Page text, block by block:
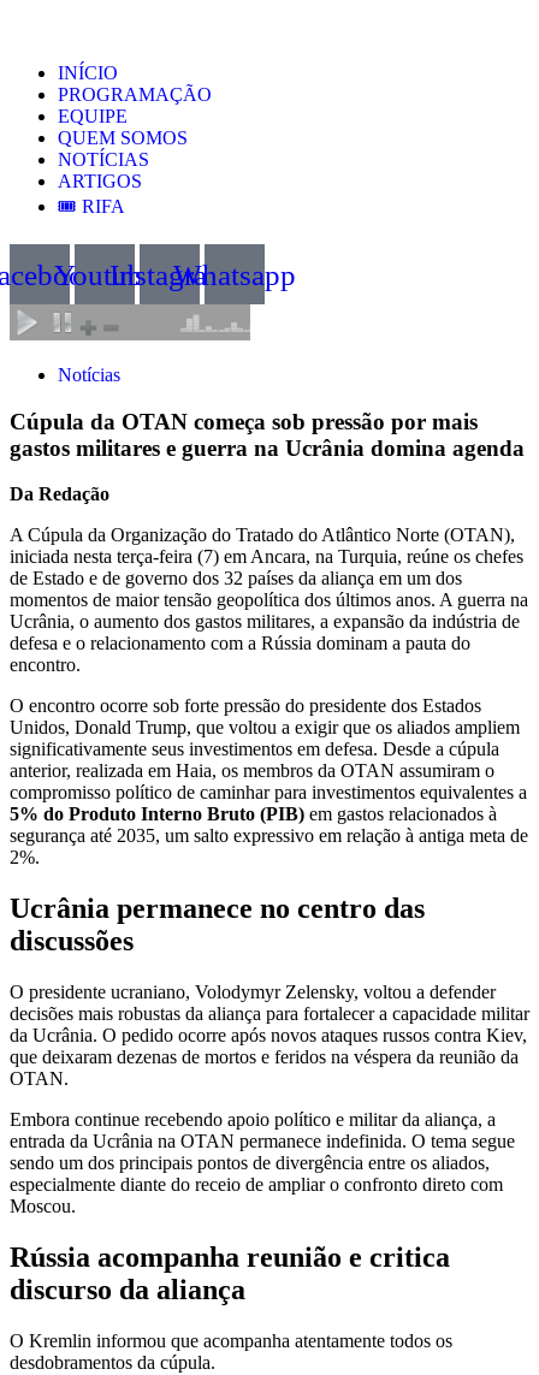
INÍCIO
PROGRAMAÇÃO
EQUIPE
QUEM SOMOS
NOTÍCIAS
ARTIGOS
🎟️ RIFA
YoutubeInstagramWhatsapp
Notícias
Cúpula da OTAN começa sob pressão por mais
gastos militares e guerra na Ucrânia domina agenda
Da Redação
A Cúpula da Organização do Tratado do Atlântico Norte (OTAN),
iniciada nesta terça-feira (7) em Ancara, na Turquia, reúne os chefes
de Estado e de governo dos 32 países da aliança em um dos
momentos de maior tensão geopolítica dos últimos anos. A guerra na
Ucrânia, o aumento dos gastos militares, a expansão da indústria de
defesa e o relacionamento com a Rússia dominam a pauta do
encontro.
O encontro ocorre sob forte pressão do presidente dos Estados
Unidos, Donald Trump, que voltou a exigir que os aliados ampliem
significativamente seus investimentos em defesa. Desde a cúpula
anterior, realizada em Haia, os membros da OTAN assumiram o
compromisso político de caminhar para investimentos equivalentes a
5% do Produto Interno Bruto (PIB) em gastos relacionados à
segurança até 2035, um salto expressivo em relação à antiga meta de
2%.
Ucrânia permanece no centro das
discussões
O presidente ucraniano, Volodymyr Zelensky, voltou a defender
decisões mais robustas da aliança para fortalecer a capacidade militar
da Ucrânia. O pedido ocorre após novos ataques russos contra Kiev,
que deixaram dezenas de mortos e feridos na véspera da reunião da
OTAN.
Embora continue recebendo apoio político e militar da aliança, a
entrada da Ucrânia na OTAN permanece indefinida. O tema segue
sendo um dos principais pontos de divergência entre os aliados,
especialmente diante do receio de ampliar o confronto direto com
Moscou.
Rússia acompanha reunião e critica
discurso da aliança
O Kremlin informou que acompanha atentamente todos os
desdobramentos da cúpula.